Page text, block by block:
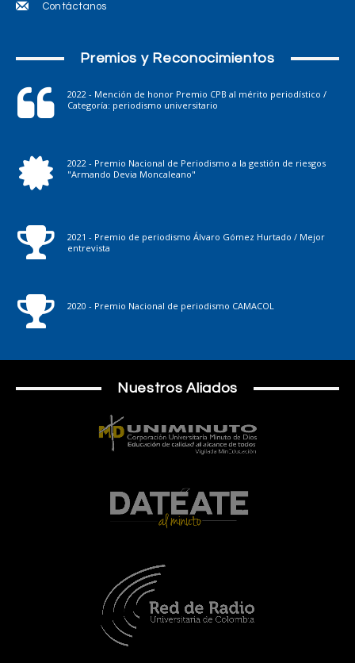
Contáctanos
Premios y Reconocimientos
2022 - Mención de honor Premio CPB al mérito periodístico /
Categoría: periodismo universitario
2022 - Premio Nacional de Periodismo a la gestión de riesgos
"Armando Devia Moncaleano"
2021 - Premio de periodismo Álvaro Gómez Hurtado / Mejor
entrevista
2020 - Premio Nacional de periodismo CAMACOL
Nuestros Aliados